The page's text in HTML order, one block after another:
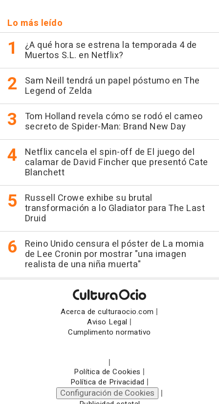
Lo más leído
¿A qué hora se estrena la temporada 4 de
Muertos S.L. en Netflix?
Sam Neill tendrá un papel póstumo en The
Legend of Zelda
Tom Holland revela cómo se rodó el cameo
secreto de Spider-Man: Brand New Day
Netflix cancela el spin-off de El juego del
calamar de David Fincher que presentó Cate
Blanchett
Russell Crowe exhibe su brutal
transformación a lo Gladiator para The Last
Druid
Reino Unido censura el póster de La momia
de Lee Cronin por mostrar "una imagen
realista de una niña muerta"
Acerca de culturaocio.com |
Aviso Legal |
Cumplimento normativo
|
Política de Cookies |
Política de Privacidad |
Configuración de Cookies |